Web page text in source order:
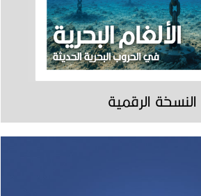
النسخة الرقمية